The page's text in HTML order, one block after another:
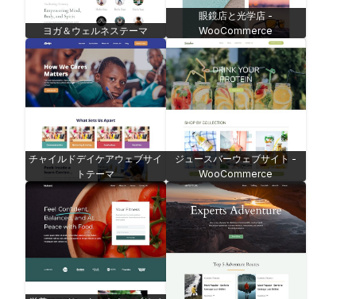
ヨガ＆ウェルネステーマ
眼鏡店と光学店 -
WooCommerce
チャイルドデイケアウェブサイ
トテーマ
ジュースバーウェブサイト -
WooCommerce